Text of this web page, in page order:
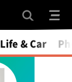
Mute
Life & Car